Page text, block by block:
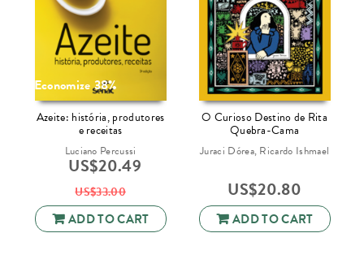
Economize 38%
Azeite: história, produtores
e receitas
Luciano Percussi
US$20.49
US$33.00
ADD TO CART
O Curioso Destino de Rita
Quebra-Cama
Juraci Dórea, Ricardo Ishmael
US$20.80
ADD TO CART